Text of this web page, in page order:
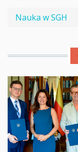
Nauka w SGH